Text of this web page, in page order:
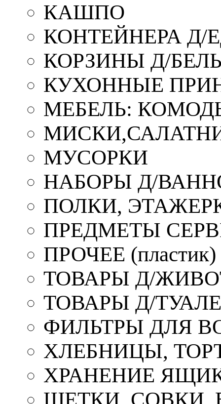
КАШПО
КОНТЕЙНЕРА Д/
КОРЗИНЫ Д/
КУХОННЫЕ
МЕБЕЛЬ:
МУСОРКИ
НАБОРЫ Д/
ПОЛКИ,
ПРЕДМЕТЫ
ПРОЧЕЕ (пластик)
ТОВАРЫ Д/
ТОВАРЫ Д/
ФИЛЬТРЫ ДЛЯ
ХЛЕБНИЦЫ,
ХРАНЕНИЕ
ЩЕТКИ, СОВКИ,